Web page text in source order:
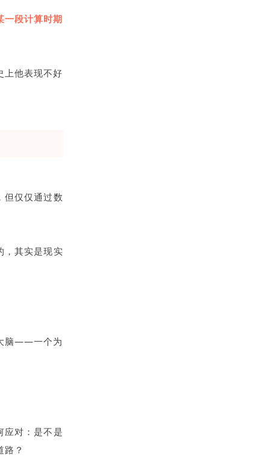
段计算时期
上他表现不好
但仅仅通过数
，其实是现实
脑——一个为
应对：是不是
？